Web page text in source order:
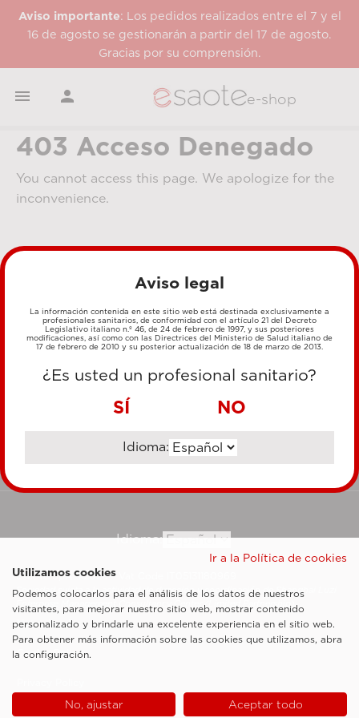
Aviso importante: Los pedidos realizados entre el 7 y el
16 de agosto se gestionarán a partir del 17 de agosto.
Gracias por su comprensión.
  e-shop
403 Acceso Denegado
You cannot access this page. We apologize for the
inconvenience.
MÉTODOS DE PAGO
TRANSFERENCIA BANCARIA
Idioma:
Esaote SpA ©2026 - Vat Code IT05131180969
Sociedad sujeta a la actividad de dirección y coordinación de Shanghai Luzi
Enterprise Management Consultancy Center (Limited Partnership)
Notas legales
Cookie Policy
Aviso legal
La información contenida en este sitio web está destinada exclusivamente a
profesionales sanitarios, de conformidad con el artículo 21 del Decreto
Legislativo italiano n.º 46, de 24 de febrero de 1997, y sus posteriores
modificaciones, así como con las Directrices del Ministerio de Salud italiano de
17 de febrero de 2010 y su posterior actualización de 18 de marzo de 2013.
¿Es usted un profesional sanitario?
SÍ NO
Idioma:
Ir a la Política de cookies
Utilizamos cookies
Podemos colocarlos para el análisis de los datos de nuestros
visitantes, para mejorar nuestro sitio web, mostrar contenido
personalizado y brindarle una excelente experiencia en el sitio web.
Para obtener más información sobre las cookies que utilizamos, abra
la configuración.
No, ajustar Aceptar todo